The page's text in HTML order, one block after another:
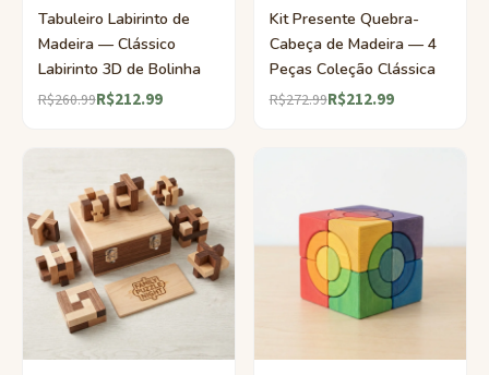
Tabuleiro Labirinto de
Madeira — Clássico
Labirinto 3D de Bolinha
R$260.99R$212.99
Kit Presente Quebra-
Cabeça de Madeira — 4
Peças Coleção Clássica
R$272.99R$212.99